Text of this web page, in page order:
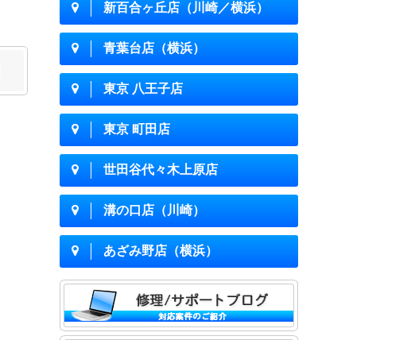
新百合ヶ丘店（川崎／横浜）
青葉台店（横浜）
東京 八王子店
東京 町田店
世田谷代々木上原店
溝の口店（川崎）
あざみ野店（横浜）